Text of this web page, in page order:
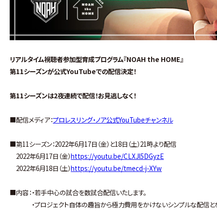
リアルタイム視聴者参加型育成プログラム『NOAH the HOME』
第11シーズンが公式YouTubeでの配信決定！
第11シーズンは2夜連続で配信！お見逃しなく！
■配信メディア：プロレスリング・ノア公式YouTubeチャンネル
■第11シーズン：2022年6月17日（金）と18日（土）21時より配信
2022年6月17日（金）https://youtu.be/CLXJl5DGyzE
2022年6月18日（土）https://youtu.be/tmecd-j-XYw
■内容：・若手中心の試合を数試合配信いたします。
・プロジェクト自体の趣旨から極力費用をかけないシンプルな配信とな